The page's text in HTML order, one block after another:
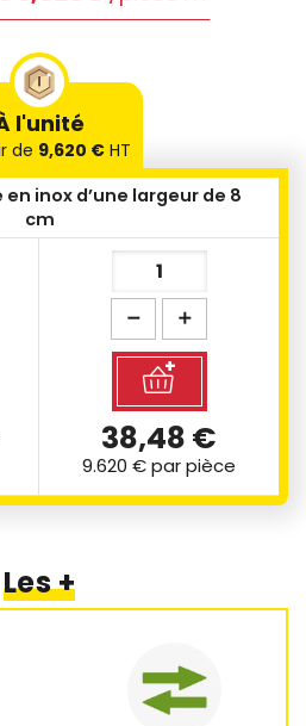
l'unité
de 9,620 € HT
inox d’une largeur de 8
cm
38,48 €
9.620 €par pièce
Les +